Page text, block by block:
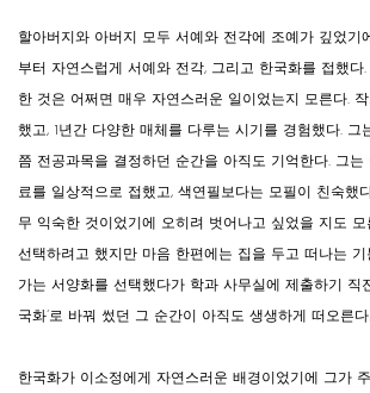
할아버지와 아버지 모두 서예와 전각에 조예가 깊었기
부터 자연스럽게 서예와 전각, 그리고 한국화를 접했다
한 것은 어쩌면 매우 자연스러운 일이었는지 모른다. 작
했고, 1년간 다양한 매체를 다루는 시기를 경험했다. 그
쯤 전공과목을 결정하던 순간을 아직도 기억한다. 그는
료를 일상적으로 접했고, 색연필보다는 모필이 친숙했
무 익숙한 것이었기에 오히려 벗어나고 싶었을 지도
선택하려고 했지만 마음 한편에는 집을 두고 떠나는
가는 서양화를 선택했다가 학과 사무실에 제출하기 직
국화’로 바꿔 썼던 그 순간이 아직도 생생하게 떠오른
한국화가 이소정에게 자연스러운 배경이었기에 그가